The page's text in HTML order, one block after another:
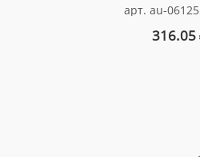
арт. au-
316.05